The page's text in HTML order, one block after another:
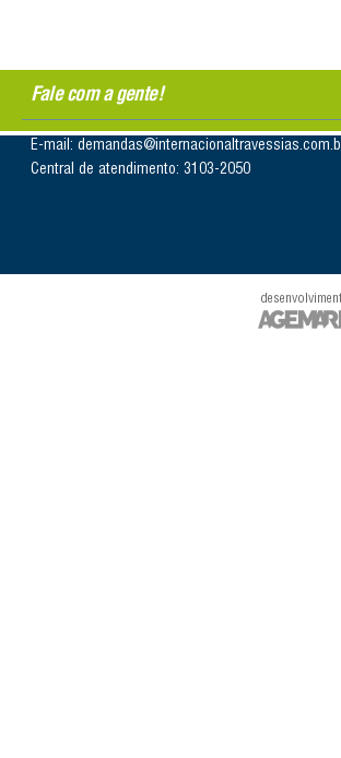
Fale com a gente!
E-mail:
Central de atendimento: 3103-2050